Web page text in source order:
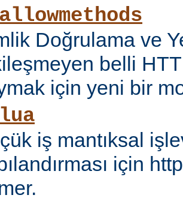
Doğrulama ve
belli
için yeni bir
iş mantıksal
için